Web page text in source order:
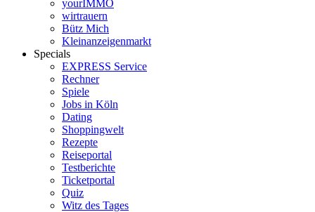
yourIMMO
wirtrauern
Bütz Mich
Kleinanzeigenmarkt
Specials
EXPRESS Service
Rechner
Spiele
Jobs in Köln
Dating
Shoppingwelt
Rezepte
Reiseportal
Testberichte
Ticketportal
Quiz
Witz des Tages